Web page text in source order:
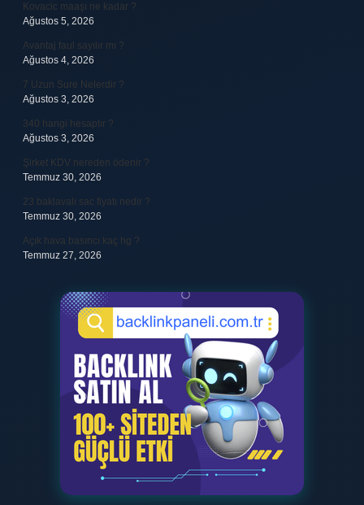
Kovacic maaşı ne kadar ?
Ağustos 5, 2026
Avantaj faul sayılır mı ?
Ağustos 4, 2026
7 Uzun Sure Nelerdir ?
Ağustos 3, 2026
340 hangi hesaptır ?
Ağustos 3, 2026
Şirket KDV nereden ödenir ?
Temmuz 30, 2026
23 baklavalı sac fiyatı nedir ?
Temmuz 30, 2026
Açık hava basıncı kaç hg ?
Temmuz 27, 2026